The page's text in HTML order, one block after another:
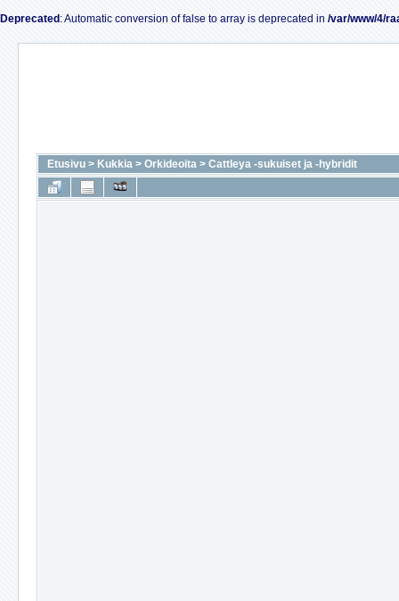
Deprecated : Automatic conversion of false to array is deprecated in /var/www/4/
Etusivu > Kukkia > Orkideoita > Cattleya -sukuiset ja -hybridit